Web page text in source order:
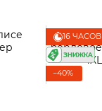
16 ЧАСОВ
−40%